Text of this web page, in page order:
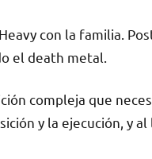
con la familia.
el death metal.
compleja que
y la ejecución, y